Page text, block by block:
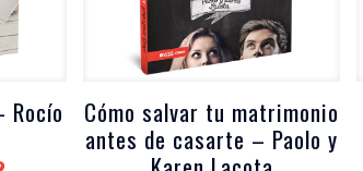
Rocío
Cómo salvar tu matrimonio
antes de casarte – Paolo y